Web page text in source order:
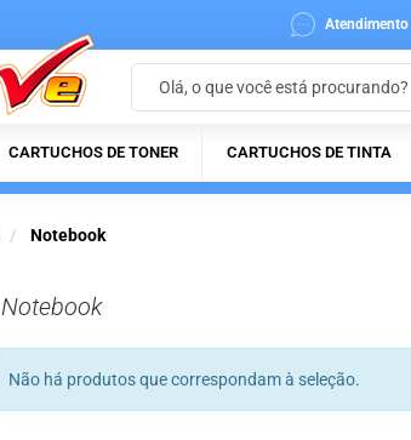
Atendimento
CARTUCHOS DE TONER CARTUCHOS DE TINTA
Notebook
Notebook
Não há produtos que correspondam à seleção.